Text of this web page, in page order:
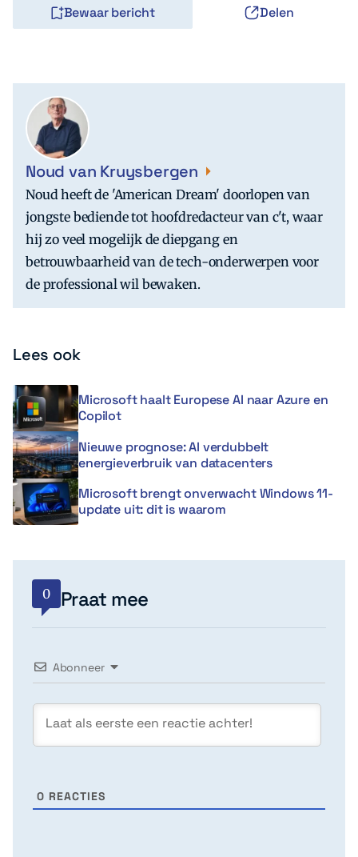
Bewaar bericht Delen
Noud van Kruysbergen
Noud heeft de 'American Dream' doorlopen van
jongste bediende tot hoofdredacteur van c't, waar
hij zo veel mogelijk de diepgang en
betrouwbaarheid van de tech-onderwerpen voor
de professional wil bewaken.
Lees ook
Microsoft haalt Europese AI naar Azure en
Copilot
Nieuwe prognose: AI verdubbelt
energieverbruik van datacenters
Microsoft brengt onverwacht Windows 11-
update uit: dit is waarom
0 Praat mee
Abonneer
0 REACTIES